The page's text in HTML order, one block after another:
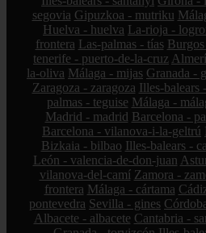
segovia Gipuzkoa - mutriku
Huelva - huelva La-rioja -
frontera Las-palmas - tías
tenerife - puerto-de-la-cruz
la-oliva Málaga - mijas Granada -
Zaragoza - zaragoza Illes-balears
palmas - teguise Málaga -
Madrid - madrid Barcelona -
Barcelona - vilanova-i-la-geltrú
Bizkaia - bilbao Illes-balears -
León - valencia-de-don-juan
vilanova-del-camí Zamora -
frontera Málaga - cártama
pontevedra Sevilla - gines
Albacete - albacete Cantabria -